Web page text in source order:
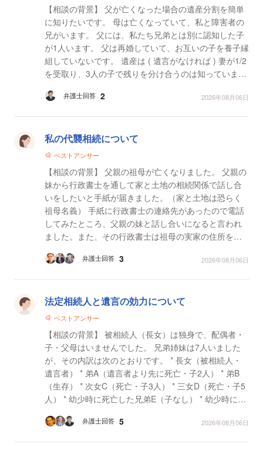
【相談の背景】 父が亡くなった場合の遺産分割を簡単
に知りたいです。 母は亡くなっていて、私と障害者の
兄がいます。 父には、私たち兄弟とは別に認知した子
が1人います。 父は再婚していて、お互いの子を養子縁
組していないです。 遺産は ( 遺言がなければ ) 妻が1/2
を受取り、3人の子で残りを分け合うのは知っていま
弁護士回答 2 2026年08月06日
私の代襲相続について
ベストアンサー
【相談の背景】 父親の祖母が亡くなりました。 父親の
妹から行政書士を通して家と土地の相続関係で話し合
いをしたいと手紙が届きました。（家と土地は恐らく
祖母名義） 手紙に行政書士の連絡先があったので電話
してみたところ、父親の妹と話し合いになると言われ
ました。また、その行政書士は祖母の実家の住所を知
意...
弁護士回答 3 2026年08月06日
法定相続人と遺言の効力について
ベストアンサー
【相談の背景】 被相続人（長女）は独身で、配偶者・
子・父母はいませんでした。 兄弟姉妹は7人いました
が、その内訳は次のとおりです。 * 長女（被相続人・
遺言者） * 弟A（遺言者より先に死亡・子2人） * 弟B
（生存） * 次女C（死亡・子3人） * 三女D（死亡・子5
人） * 幼少時に死亡した兄弟E（子なし） * 幼少時に死
弁護士回答 5 2026年08月06日